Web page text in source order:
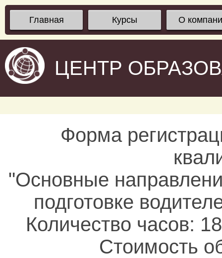
Главная Курсы О
ЦЕНТР
Форма
"Основные
подготовке
Количество часов:
Стоимость